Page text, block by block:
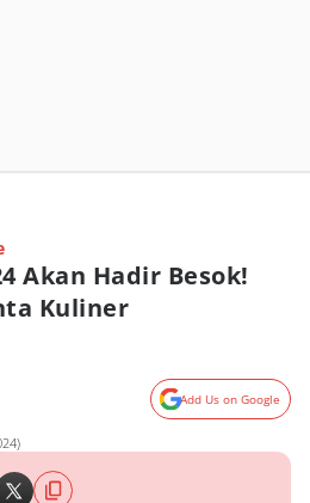
Akan Hadir Besok!
Kuliner
Add Us on Google